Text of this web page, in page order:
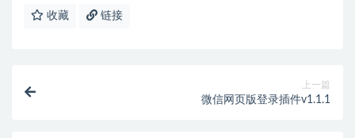
收藏 链接
上一篇
微信网页版登录插件v1.1.1